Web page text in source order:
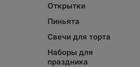
Открытки
Пиньята
Свечи для торта
Наборы для
праздника